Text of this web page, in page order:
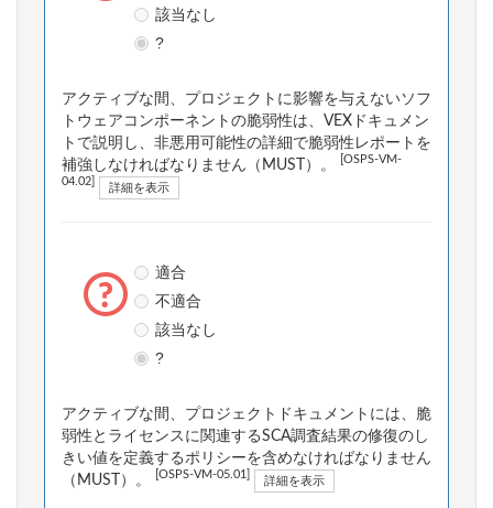
該当なし
?
アクティブな間、プロジェクトに影響を与えないソフ
トウェアコンポーネントの脆弱性は、VEXドキュメン
トで説明し、非悪用可能性の詳細で脆弱性レポートを
補強しなければなりません（MUST）。
[OSPS-VM-
04.02] 詳細を表示
適合
不適合
該当なし
?
アクティブな間、プロジェクトドキュメントには、脆
弱性とライセンスに関連するSCA調査結果の修復のし
きい値を定義するポリシーを含めなければなりません
（MUST）。
[OSPS-VM-05.01] 詳細を表示